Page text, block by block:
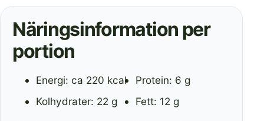
Näringsinformation per
portion
Energi: ca 220 kcal
Protein: 6 g
Kolhydrater: 22 g
Fett: 12 g